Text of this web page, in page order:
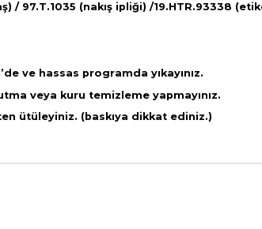
/ 97.T.1035 (nakış ipliği) /19.HTR.93338
ve hassas programda yıkayınız.
veya kuru temizleme yapmayınız.
ütüleyiniz. (baskıya dikkat ediniz.)